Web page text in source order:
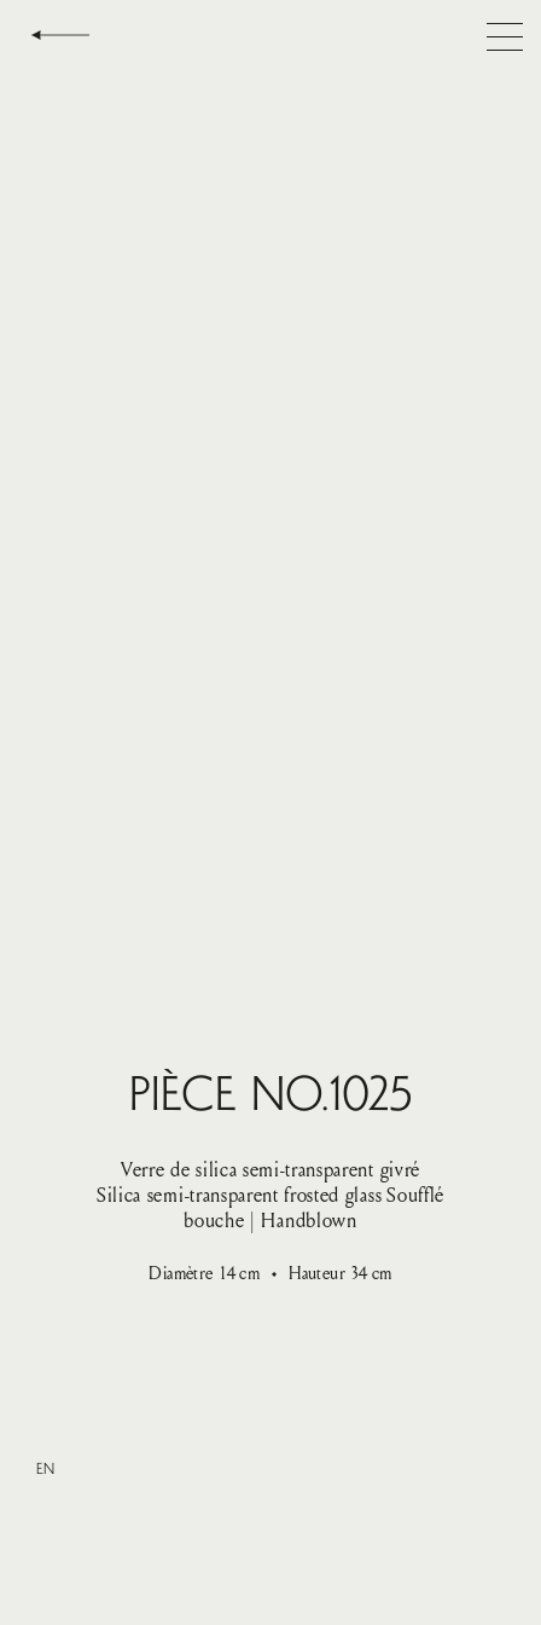
Pièce No.1025
Verre de silica semi-transparent givré
Silica semi-transparent frosted glass Soufflé
bouche | Handblown
Diamètre 14cm Hauteur 34cm
EN